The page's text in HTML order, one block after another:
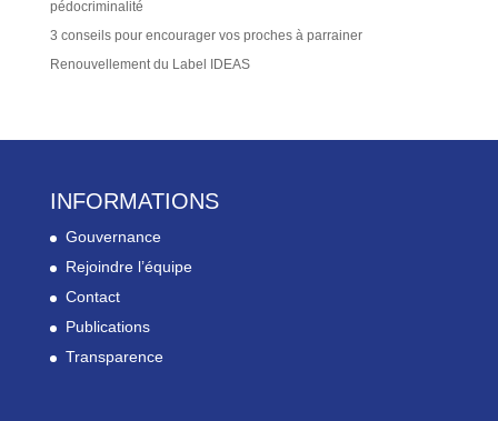
pédocriminalité
3 conseils pour encourager vos proches à parrainer
Renouvellement du Label IDEAS
INFORMATIONS
Gouvernance
Rejoindre l’équipe
Contact
Publications
Transparence